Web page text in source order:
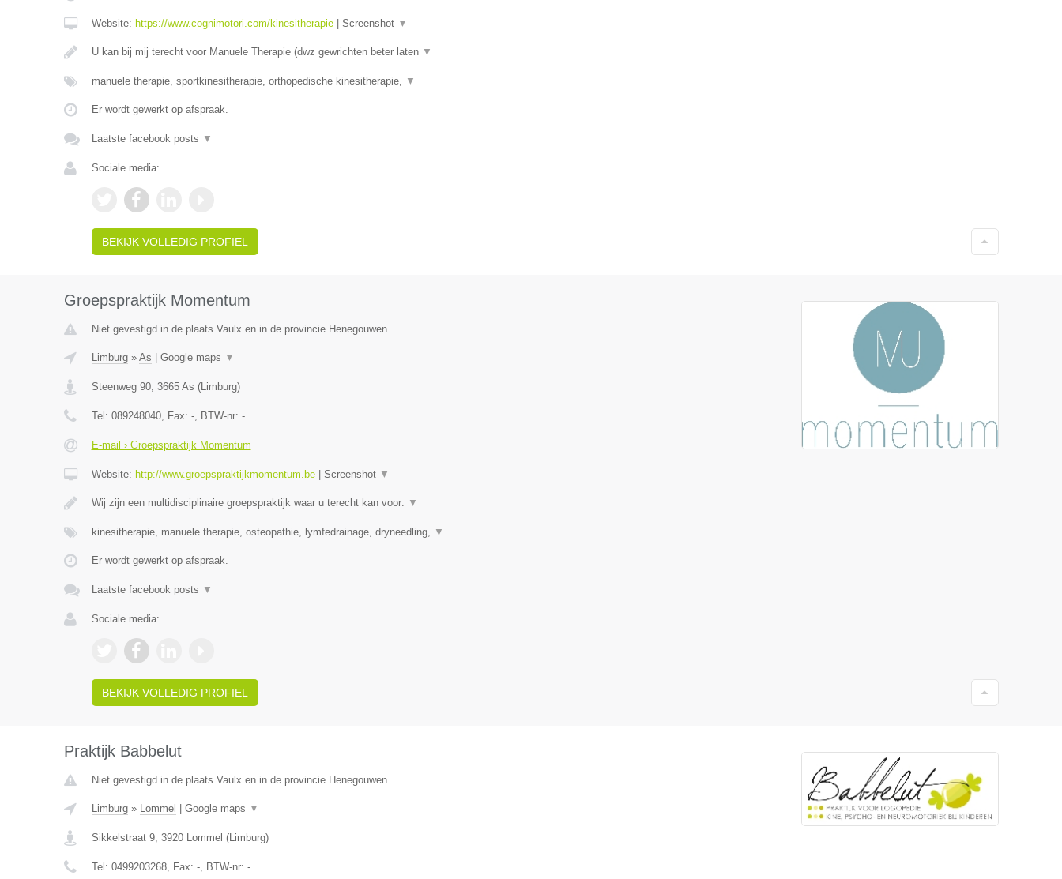
Website: https://www.cognimotori.com/kinesitherapie| Screenshot ▼
U kan bij mij terecht voor Manuele Therapie (dwz gewrichten beter laten ▼
manuele therapie, sportkinesitherapie, orthopedische kinesitherapie, ▼
Er wordt gewerkt op afspraak.
Laatste facebook posts ▼
Sociale media:
BEKIJK VOLLEDIG PROFIEL
Groepspraktijk Momentum
Niet gevestigd in de plaats Vaulx en in de provincie Henegouwen.
Limburg» As Google maps ▼
Steenweg 90, 3665 As (Limburg)
Tel: 089248040, Fax: -, BTW-nr: -
E-mail › Groepspraktijk Momentum
Website: http://www.groepspraktijkmomentum.be| Screenshot ▼
Wij zijn een multidisciplinaire groepspraktijk waar u terecht kan voor: ▼
kinesitherapie, manuele therapie, osteopathie, lymfedrainage, dryneedling, ▼
Er wordt gewerkt op afspraak.
Laatste facebook posts ▼
Sociale media:
BEKIJK VOLLEDIG PROFIEL
Praktijk Babbelut
Niet gevestigd in de plaats Vaulx en in de provincie Henegouwen.
Limburg» Lommel Google maps ▼
Sikkelstraat 9, 3920 Lommel (Limburg)
Tel: 0499203268, Fax: -, BTW-nr: -